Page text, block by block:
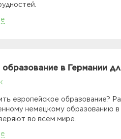
образование в Германии
европейское образование?
немецкому образованию
во всем мире.